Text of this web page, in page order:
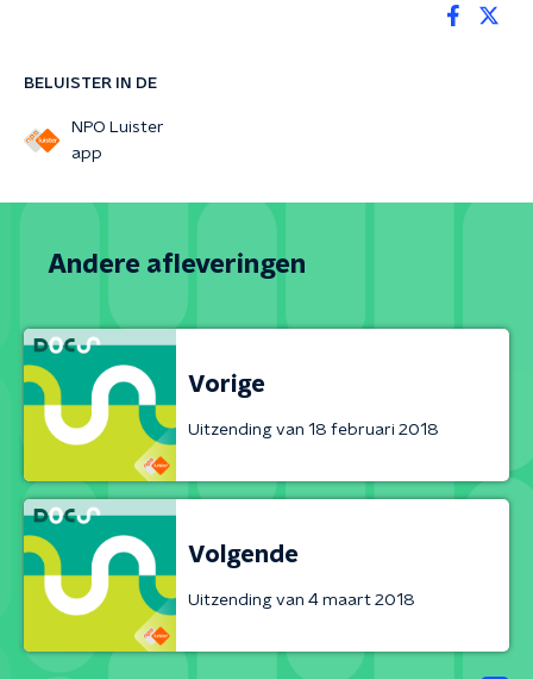
BELUISTER IN DE
NPO Luister
app
Andere afleveringen
Vorige
Uitzending van 18 februari 2018
Volgende
Uitzending van 4 maart 2018